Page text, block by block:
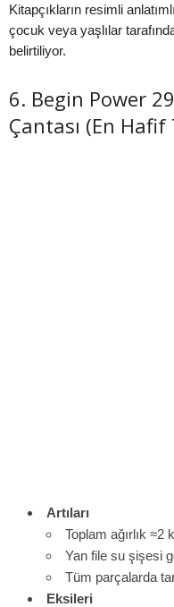
Kitapçıkların resimli
çocuk veya yaşlılar
belirtiliyor.
6. Begin Power
Çantası (En Hafif
Artıları
Toplam ağırlık ≈2
Yan file su şişesi
Tüm parçalarda
Eksileri